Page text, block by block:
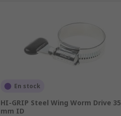
En stock
HI-GRIP Steel Wing Worm Drive 35
mm ID